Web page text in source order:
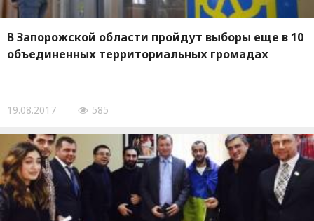
В Запорожской области пройдут выборы еще в 10
объединенных территориальных громадах
19.08.2017 585